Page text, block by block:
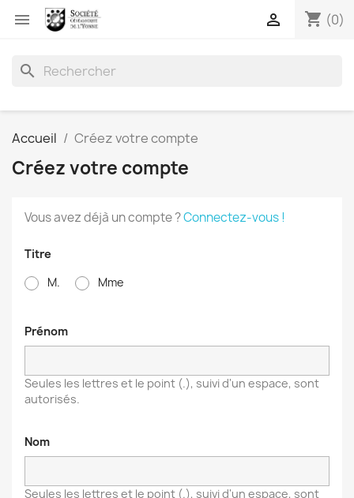
 shopping_cart (0)

search
Accueil Créez votre compte
Créez votre compte
Vous avez déjà un compte ?Connectez-vous !
Titre
M.
Mme
Prénom
Seules les lettres et le point (.), suivi d'un espace, sont
autorisés.
Nom
Seules les lettres et le point (.), suivi d'un espace, sont